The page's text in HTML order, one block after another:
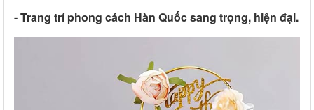
- Trang trí phong cách Hàn Quốc sang trọng, hiện đại.